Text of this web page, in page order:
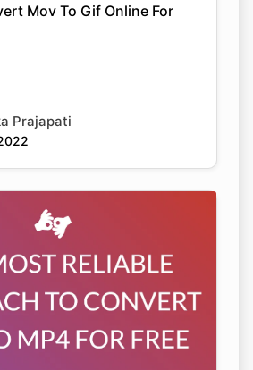
Mov To Gif Online For
Prajapati